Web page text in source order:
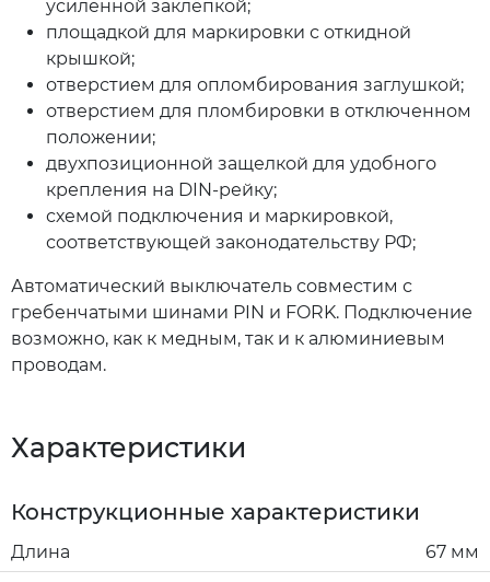
усиленной заклёпкой;
площадкой для маркировки с откидной
крышкой;
отверстием для опломбирования заглушкой;
отверстием для пломбировки в отключенном
положении;
двухпозиционной защелкой для удобного
крепления на DIN-рейку;
схемой подключения и маркировкой,
соответствующей законодательству РФ;
Автоматический выключатель совместим с
гребенчатыми шинами PIN и FORK. Подключение
возможно, как к медным, так и к алюминиевым
проводам.
Характеристики
Конструкционные характеристики
Длина
67 мм